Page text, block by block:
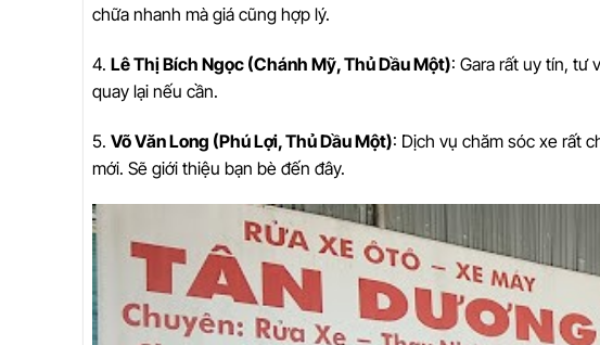
chữa nhanh mà giá cũng hợp lý.
4. Lê Thị Bích Ngọc (Chánh Mỹ, Thủ Dầu Một): Gara rất uy tín, tư
quay lại nếu cần.
5. Võ Văn Long (Phú Lợi, Thủ Dầu Một): Dịch vụ chăm sóc xe rất
mới. Sẽ giới thiệu bạn bè đến đây.